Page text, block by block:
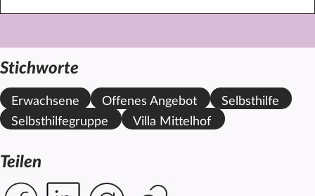
Stichworte
Erwachsene Offenes Angebot
Selbsthilfe
Selbsthilfegruppe
Villa Mittelhof
Teilen